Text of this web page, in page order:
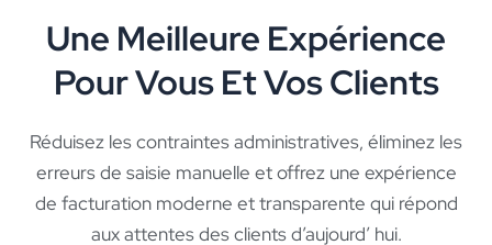
Une Meilleure Expérience
Pour Vous Et Vos Clients
Réduisez les contraintes administratives, éliminez les
erreurs de saisie manuelle et offrez une expérience
de facturation moderne et transparente qui répond
aux attentes des clients d’aujourd’ hui.